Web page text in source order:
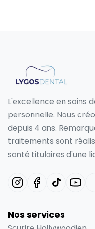
L'excellence en soins
personnelle. Nous
depuis 4 ans.
traitements sont
santé titulaires d'une
Nos services